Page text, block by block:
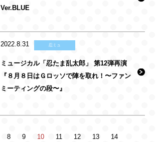
Ver.BLUE
2022.8.31 忍ミュ
ミュージカル「忍たま乱太郎」 第12弾再演
『８月８日はＧロッソで陣を取れ！〜ファン
ミーティングの段〜』
8 9 10 11 12 13
14